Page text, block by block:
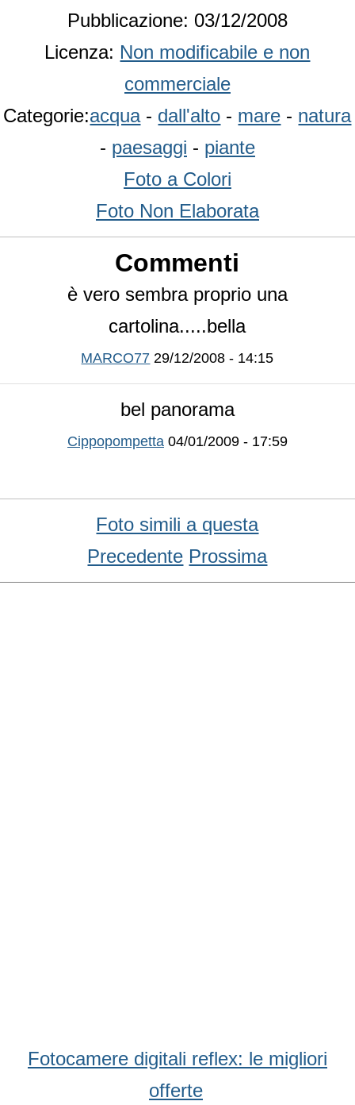
Pubblicazione: 03/12/2008
Licenza: Non modificabile e non
commerciale
Categorie:acqua- dall'alto - mare - natura
- paesaggi - piante
Foto a Colori
Foto Non Elaborata
Commenti
è vero sembra proprio una
cartolina.....bella
MARCO77 29/12/2008 - 14:15
bel panorama
Cippopompetta 04/01/2009 - 17:59
Foto simili a questa
Precedente Prossima
Fotocamere digitali reflex: le migliori
offerte